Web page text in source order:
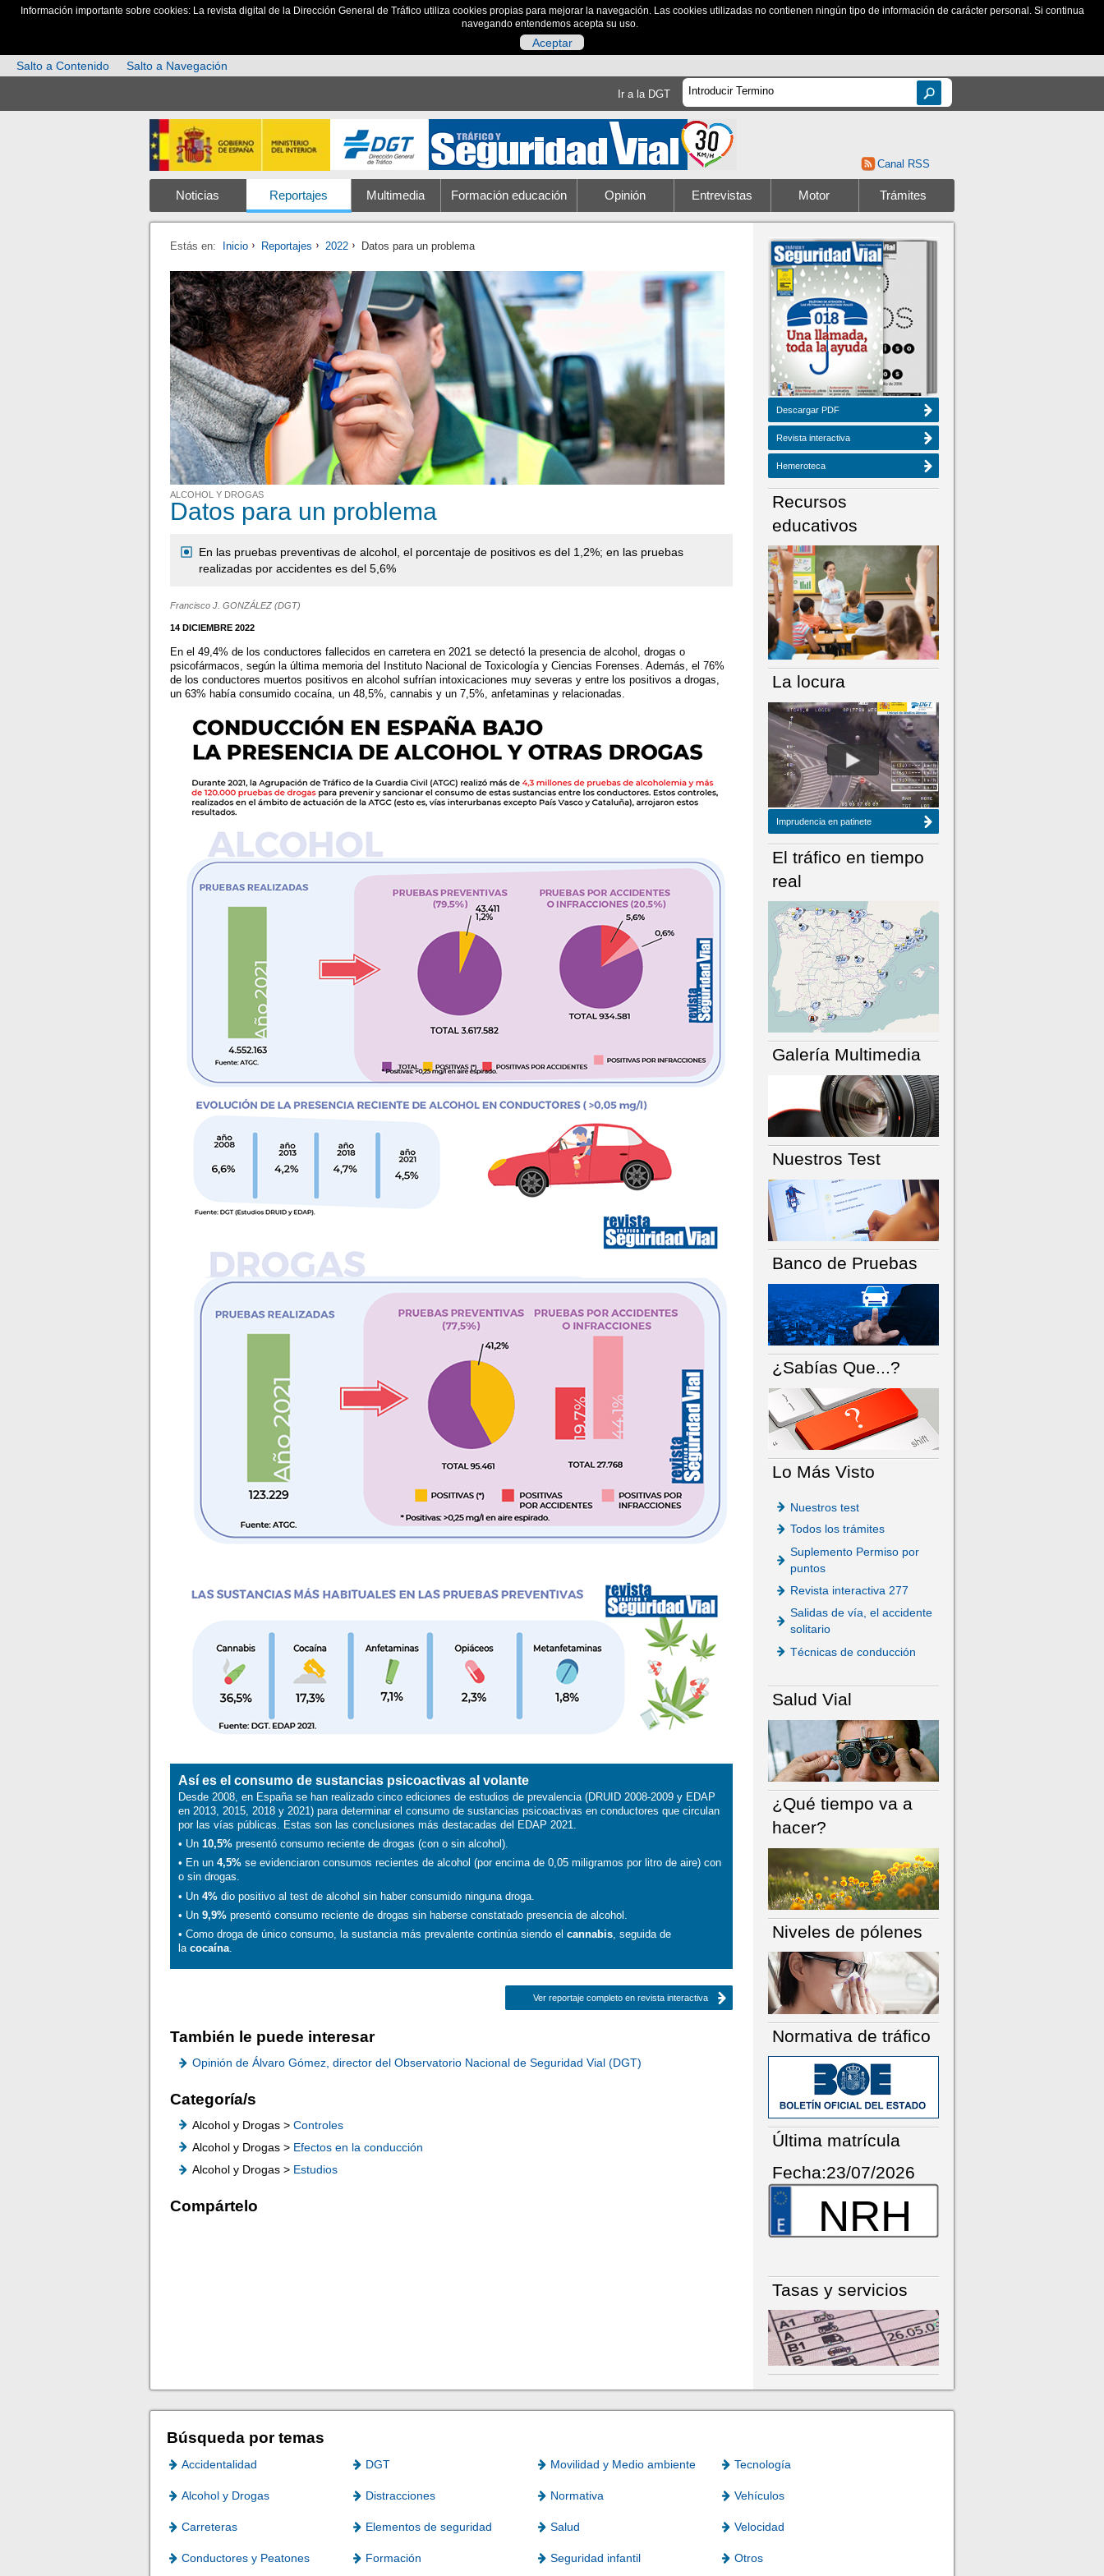
Información importante sobre cookies: La revista digital de la Dirección General de Tráfico utiliza cookies propias para mejorar la navegación. Las cookies utilizadas no contienen ningún tipo de información de carácter personal. Si continua
navegando entendemos acepta su uso.
Aceptar
Salto a Contenido
Salto a Navegación
Ir a la DGT
Canal RSS
Noticias Reportajes Multimedia Formación educación Opinión Entrevistas Motor Trámites
Estás en: Inicio Reportajes 2022 Datos para un problema
ALCOHOL Y DROGAS
Datos para un problema
En las pruebas preventivas de alcohol, el porcentaje de positivos es del 1,2%; en las pruebas
realizadas por accidentes es del 5,6%
Francisco J. GONZÁLEZ (DGT)
14 DICIEMBRE 2022
En el 49,4% de los conductores fallecidos en carretera en 2021 se detectó la presencia de alcohol, drogas o
psicofármacos, según la última memoria del Instituto Nacional de Toxicología y Ciencias Forenses. Además, el 76%
de los conductores muertos positivos en alcohol sufrían intoxicaciones muy severas y entre los positivos a drogas,
un 63% había consumido cocaína, un 48,5%, cannabis y un 7,5%, anfetaminas y relacionadas.
Así es el consumo de sustancias psicoactivas al volante
Desde 2008, en España se han realizado cinco ediciones de estudios de prevalencia (DRUID 2008-2009 y EDAP
en 2013, 2015, 2018 y 2021) para determinar el consumo de sustancias psicoactivas en conductores que circulan
por las vías públicas. Estas son las conclusiones más destacadas del EDAP 2021.
• Un10,5% presentó consumo reciente de drogas (con o sin alcohol).
• En un4,5% se evidenciaron consumos recientes de alcohol (por encima de 0,05 miligramos por litro de aire) con
o sin drogas.
• Un4% dio positivo al test de alcohol sin haber consumido ninguna droga.
• Un9,9% presentó consumo reciente de drogas sin haberse constatado presencia de alcohol.
• Como droga de único consumo, la sustancia más prevalente continúa siendo elcannabis, seguida de
lacocaína.
Ver reportaje completo en revista interactiva
También le puede interesar
Opinión de Álvaro Gómez, director del Observatorio Nacional de Seguridad Vial (DGT)
Categoría/s
Alcohol y Drogas >Controles
Alcohol y Drogas > Efectos en la conducción
Alcohol y Drogas > Estudios
Compártelo
NÚMERO ACTUAL HEMEROTECA
Descargar PDF
Revista interactiva
Hemeroteca
Recursos
educativos
La locura
Imprudencia en patinete
El tráfico en tiempo
real
Galería Multimedia
Nuestros Test
Banco de Pruebas
¿Sabías Que...?
Lo Más Visto
Nuestros test
Todos los trámites
Suplemento Permiso por
puntos
Revista interactiva 277
Salidas de vía, el accidente
solitario
Técnicas de conducción
Salud Vial
¿Qué tiempo va a
hacer?
Niveles de pólenes
Normativa de tráfico
Última matrícula
Fecha:23/07/2026
NRH
Tasas y servicios
Búsqueda por temas
Accidentalidad DGT Movilidad y Medio ambiente Tecnología
Alcohol y Drogas Distracciones Normativa Vehículos
Carreteras Elementos de seguridad Salud Velocidad
Conductores y Peatones Formación Seguridad infantil Otros